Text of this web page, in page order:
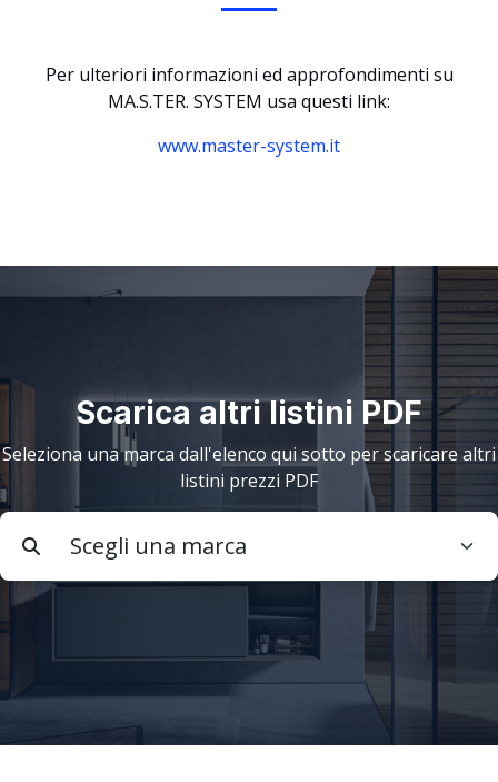
Per ulteriori informazioni ed approfondimenti su
MA.S.TER. SYSTEM usa questi link:
www.master-system.it
Scarica altri listini PDF
Seleziona una marca dall'elenco qui sotto per scaricare altri
listini prezzi PDF